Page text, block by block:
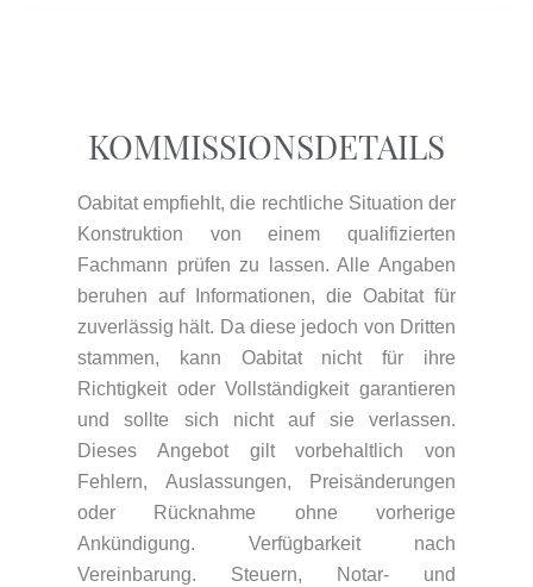
KOMMISSIONSDETAILS
Oabitat empfiehlt, die rechtliche Situation der
Konstruktion von einem qualifizierten
Fachmann prüfen zu lassen. Alle Angaben
beruhen auf Informationen, die Oabitat für
zuverlässig hält. Da diese jedoch von Dritten
stammen, kann Oabitat nicht für ihre
Richtigkeit oder Vollständigkeit garantieren
und sollte sich nicht auf sie verlassen.
Dieses Angebot gilt vorbehaltlich von
Fehlern, Auslassungen, Preisänderungen
oder Rücknahme ohne vorherige
Ankündigung. Verfügbarkeit nach
Vereinbarung. Steuern, Notar- und